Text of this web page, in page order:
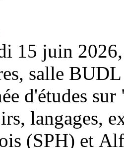
15 juin
salle
d'études
langages,
(SPH) et